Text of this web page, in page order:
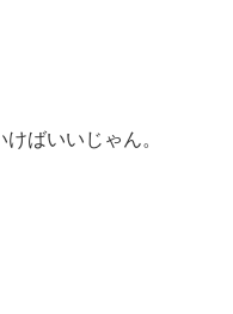
ばいいじゃん。